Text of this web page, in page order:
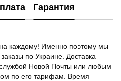
Гарантия
каждому! Именно поэтому мы
по Украине. Доставка
Новой Почты или любым
по его тарифам. Время